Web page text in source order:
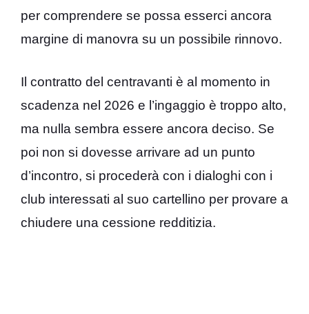
per comprendere se possa esserci ancora
margine di manovra su un possibile rinnovo.
Il contratto del centravanti è al momento in
scadenza nel 2026 e l’ingaggio è troppo alto,
ma nulla sembra essere ancora deciso. Se
poi non si dovesse arrivare ad un punto
d’incontro, si procederà con i dialoghi con i
club interessati al suo cartellino per provare a
chiudere una cessione redditizia.